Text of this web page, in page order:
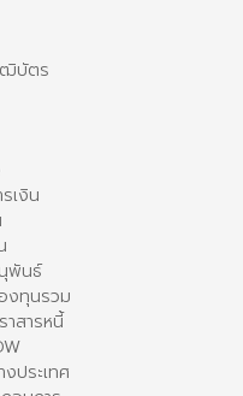
ฒิบัตร
เงิน
พันธ์
งทุนรวม
าสารหนี้
ประเทศ